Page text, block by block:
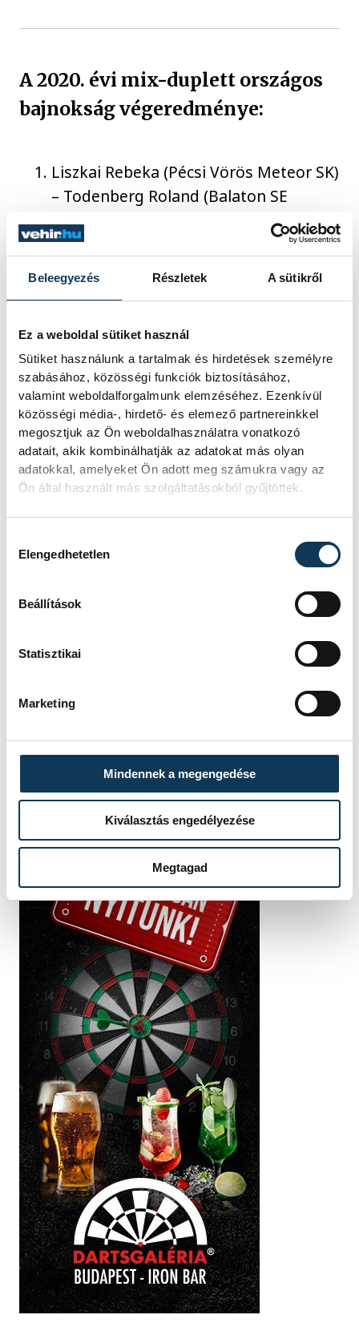
Beleegyezés Részletek A sütikről
Ez a weboldal sütiket használ
Sütiket használunk a tartalmak és hirdetések személyre
szabásához, közösségi funkciók biztosításához,
valamint weboldalforgalmunk elemzéséhez. Ezenkívül
közösségi média-, hirdető- és elemező partnereinkkel
megosztjuk az Ön weboldalhasználatra vonatkozó
adatait, akik kombinálhatják az adatokat más olyan
adatokkal, amelyeket Ön adott meg számukra vagy az
Ön által használt más szolgáltatásokból gyűjtöttek.
Elengedhetetlen
Beállítások
Statisztikai
Marketing
Mindennek a megengedése
Kiválasztás engedélyezése
Megtagad
A 2020. évi mix-duplett országos
bajnokság végeredménye:
Liszkai Rebeka (Pécsi Vörös Meteor SK)
– Todenberg Roland (Balaton SE
Szigliget)
Krenhardtné Rajki Melitta – Darcsi
István (Veszprémi Honvéd SE)
Szabó Kitti (Magyarszéki ÖSE) – Kutasi
Péter (Pécsi VSK)
sport
Veszprémi Honvéd Sportegyesület
Krenhardtné Rajki Melitta